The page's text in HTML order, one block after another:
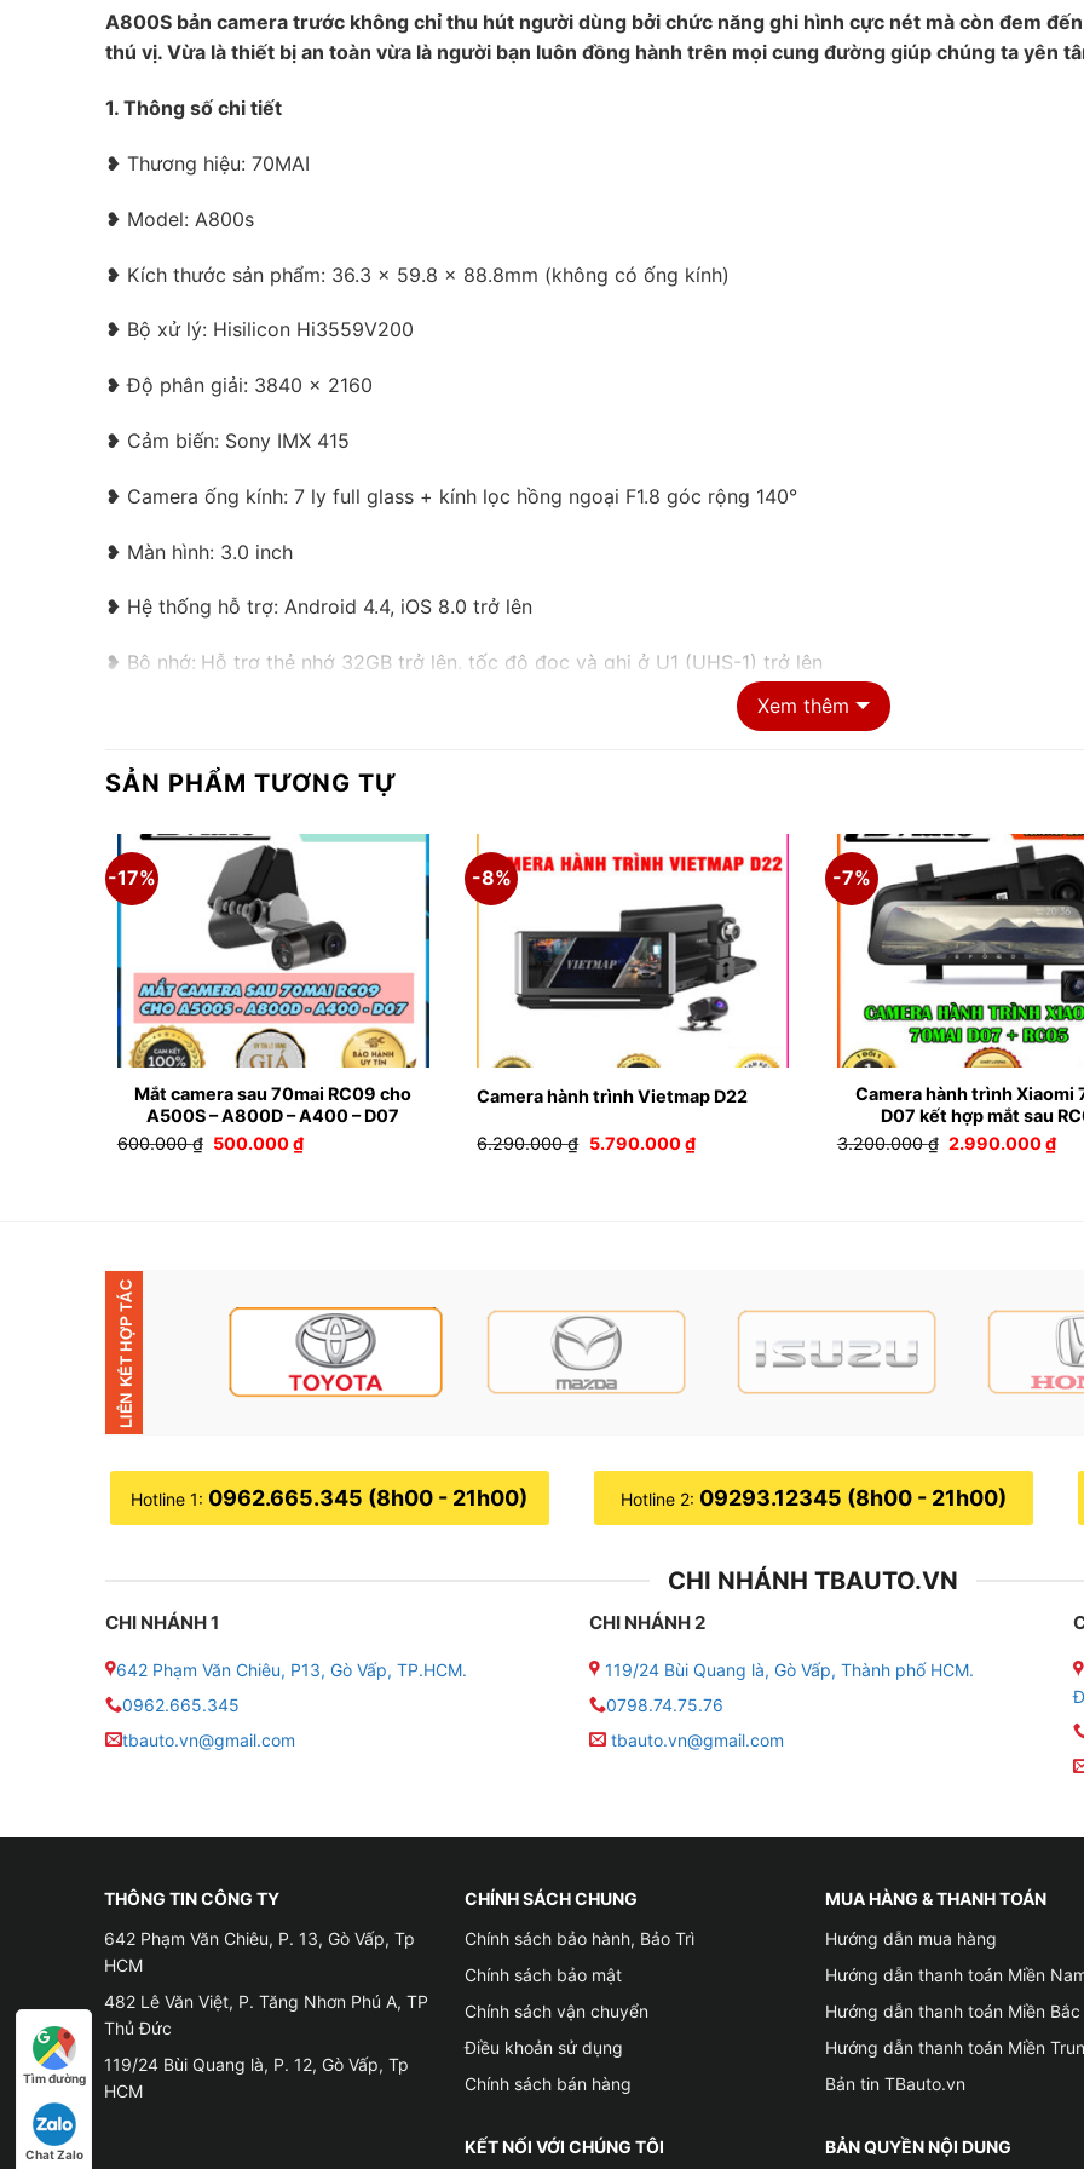
A800S bản camera trước không chỉ thu hút người dùng bởi chức năng ghi hình cực nét mà còn đem
thú vị. Vừa là thiết bị an toàn vừa là người bạn luôn đồng hành trên mọi cung đường giúp chúng ta yên
1. Thông số chi tiết
❥ Thương hiệu: 70MAI
❥ Model: A800s
❥ Kích thước sản phẩm: 36.3 x 59.8 x 88.8mm (không có ống kính)
❥ Bộ xử lý: Hisilicon Hi3559V200
❥ Độ phân giải: 3840 x 2160
❥ Cảm biến: Sony IMX 415
❥ Camera ống kính: 7 ly full glass + kính lọc hồng ngoại F1.8 góc rộng 140°
❥ Màn hình: 3.0 inch
❥ Hệ thống hỗ trợ: Android 4.4, iOS 8.0 trở lên
❥ Bộ nhớ: Hỗ trợ thẻ nhớ 32GB trở lên, tốc độ đọc và ghi ở U1 (UHS-1) trở lên
❥ Kết nối: Wifi IEEE 802.11 b/g/n
Lắp camera hành trình 70mai A800S bản camera trước cho xe uy tín tại
2. Đánh giá về camera hành trình Xiaomi 70mai A800Sbản camera trước
Thiết kế sang trọng, phù hợp với nội thất trong xe
➥ Được thiết kế với phong cách tối giản, tone màu xám bạc của thấu kính độc đáo, bên cạnh đó màn
➥ Toàn bộ phím điều khiển nằm bên dưới màn hình, phím nguồn và cổng kết nối, khe cắm được thiết kế
thời thượng
Nâng cấp cấu hình mạnh
➥ Việc trang bị bộ vi xử lý lõi kép SigmaStar SSC8629G cho camera có khả năng tính toán mạnh. Ngoài
công nghệ đầu ra mã hóa hình ảnh, cho hình ảnh khi xuất ra rõ nét 4K ở tốc độ cao
Sở hữu thấu kính thủy tinh 7 lớp cao cấp
Xiaomi A800S cho phép mọi chùm sáng đi qua thấu kính đến trực tiếp
Xem thêm
SẢN PHẨM TƯƠNG TỰ
-17%
Mắt camera sau 70mai RC09 cho
A500S – A800D – A400 – D07
600.000₫ Giá
500.000₫Giá
-8%
Camera hành trình Vietmap D22
6.290.000₫ Giá
5.790.000₫Giá
hiện
-7%
Camera hành trình Xiaomi
D07 kết hợp mắt sau
3.200.000₫ Giá
2.990.000₫Giá
Hotline 1: 0962.665.345 (8h00 - 21h00) Hotline 2: 09293.12345 (8h00 - 21h00)
CHI NHÁNH TBAUTO.VN
CHI NHÁNH 1
642 Phạm Văn Chiêu, P13, Gò Vấp, TP.HCM.
0962.665.345
tbauto.vn@gmail.com
CHI NHÁNH 2
119/24 Bùi Quang là, Gò Vấp, Thành phố HCM.
0798.74.75.76
tbauto.vn@gmail.com
THÔNG TIN CÔNG TY
642 Phạm Văn Chiêu, P. 13, Gò Vấp, Tp
HCM
482 Lê Văn Việt, P. Tăng Nhơn Phú A, TP
Thủ Đức
119/24 Bùi Quang là, P. 12, Gò Vấp, Tp
HCM
CHÍNH SÁCH CHUNG
Chính sách bảo hành, Bảo Trì
Chính sách bảo mật
Chính sách vận chuyển
Điều khoản sử dụng
Chính sách bán hàng
MUA HÀNG & THANH TOÁN
Hướng dẫn mua hàng
Hướng dẫn thanh toán Miền
Hướng dẫn thanh toán Miền Bắc
Hướng dẫn thanh toán Miền
Bản tin TBauto.vn
KẾT NỐI VỚI CHÚNG TÔI BẢN QUYỀN NỘI DUNG
Tìm đường
Chat Zalo